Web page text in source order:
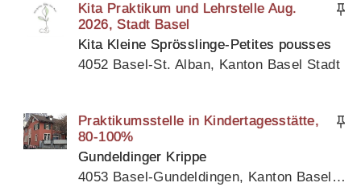
Kita Praktikum und Lehrstelle Aug.
2026, Stadt Basel
Kita Kleine Sprösslinge-Petites pousses
4052 Basel-St. Alban, Kanton Basel Stadt
Praktikumsstelle in Kindertagesstätte,
80-100%
Gundeldinger Krippe
4053 Basel-Gundeldingen, Kanton Basel Stadt